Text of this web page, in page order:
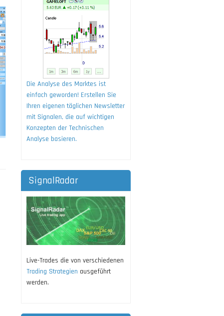
Die Analyse des Marktes ist
einfach geworden! Erstellen Sie
Ihren eigenen täglichen Newsletter
mit Signalen, die auf wichtigen
Konzepten der Technischen
Analyse basieren.
SignalRadar
Live-Trades die von verschiedenen
Trading Strategien ausgeführt
werden.